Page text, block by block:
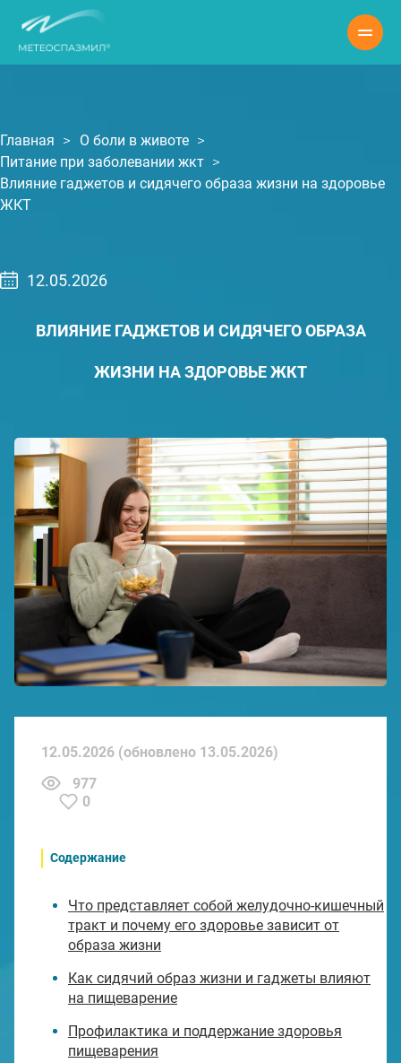
Главная
О боли в животе
Питание при заболевании жкт
Влияние гаджетов и сидячего образа жизни на здоровье
ЖКТ
12.05.2026
ВЛИЯНИЕ ГАДЖЕТОВ И СИДЯЧЕГО ОБРАЗА
ЖИЗНИ НА ЗДОРОВЬЕ ЖКТ
12.05.2026 (обновлено 13.05.2026)
977
0
Содержание
Что представляет собой желудочно-кишечный
тракт и почему его здоровье зависит от
образа жизни
Как сидячий образ жизни и гаджеты влияют
на пищеварение
Профилактика и поддержание здоровья
пищеварения